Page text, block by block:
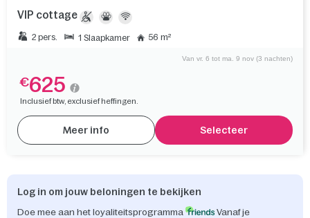
VIP cottage
2 pers. 1 Slaapkamer 56 m²
Van vr. 6 tot ma. 9 nov (3 nachten)
€625
Inclusief btw, exclusief heffingen.
Meer info Selecteer
Log in om jouw beloningen te bekijken
Doe mee aan het loyaliteitsprogramma
Vanaf je